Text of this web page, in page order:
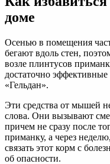
доме
Осенью в помещения
бегают вдоль стен,
возле плинтусов
достаточно
«Гельдан».
Эти средства от мышей
слова. Они вызывают
причем не сразу после
приманку, а через
связать этот корм с
об опасности.